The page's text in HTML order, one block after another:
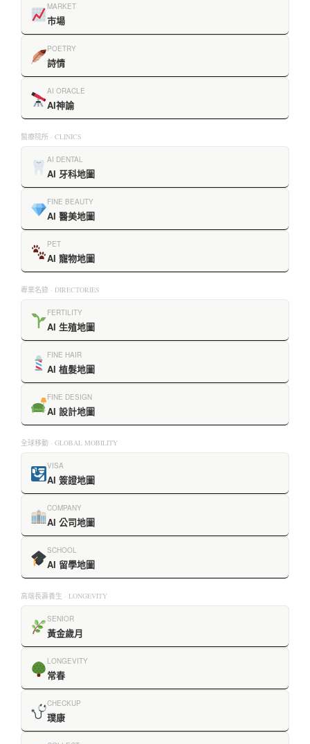
MARKET
市場
POETRY
詩情
AI ORACLE
AI神諭
醫療院所 · CLINICS
AI DENTAL
AI 牙科地圖
FINE BEAUTY
AI 醫美地圖
PET
AI 寵物地圖
專業名錄 · DIRECTORIES
FERTILITY
AI 生殖地圖
FINE HAIR
AI 植髮地圖
FINE DESIGN
AI 設計地圖
全球移動 · GLOBAL MOBILITY
VISA
AI 簽證地圖
COMPANY
AI 公司地圖
SCHOOL
AI 留學地圖
高端長壽養生 · LONGEVITY
SENIOR
黃金歲月
LONGEVITY
常春
CHECKUP
璞康